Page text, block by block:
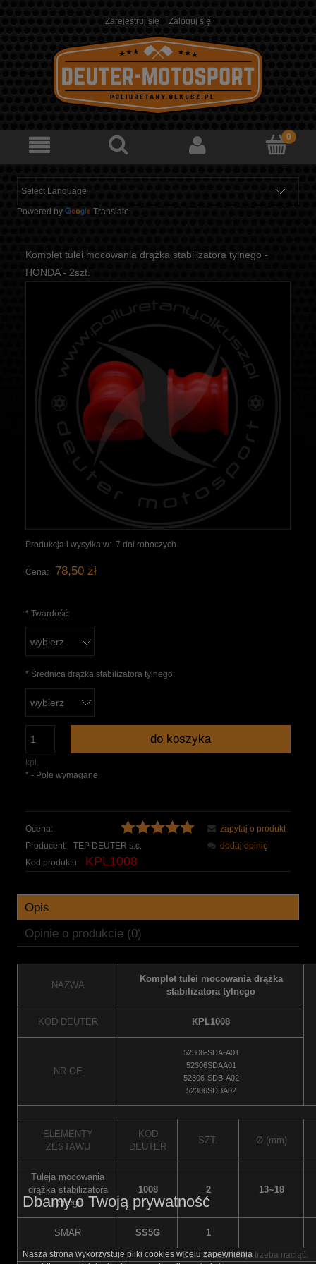
Zarejestruj się Zaloguj się
Powered by Translate
Komplet tulei mocowania drążka stabilizatora tylnego -
HONDA - 2szt.
Produkcja i wysyłka w: 7 dni roboczych
Cena: 78,50 zł
* Twardość:
* Średnica drążka stabilizatora tylnego:
kpl.
do koszyka
* - Pole wymagane
Ocena:
Producent:
TEP DEUTER s.c.
Kod produktu:
KPL1008
zapytaj o produkt
dodaj opinię
Opis
Opinie o produkcie (0)
NAZWA
Komplet tulei mocowania drążka
stabilizatora tylnego
KOD DEUTER KPL1008
NR OE
52306-SDA-A01
52306SDAA01
52306-SDB-A02
52306SDBA02
ELEMENTY
ZESTAWU
KOD
DEUTER
SZT. Ø (mm)
Tuleja mocowania
drążka stabilizatora
tylnego
1008 2 13~18
SMAR SS5G 1
Do montażu tuleje trzeba naciąć.
Dbamy o Twoją prywatność
Nasza strona wykorzystuje pliki cookies w celu zapewnienia